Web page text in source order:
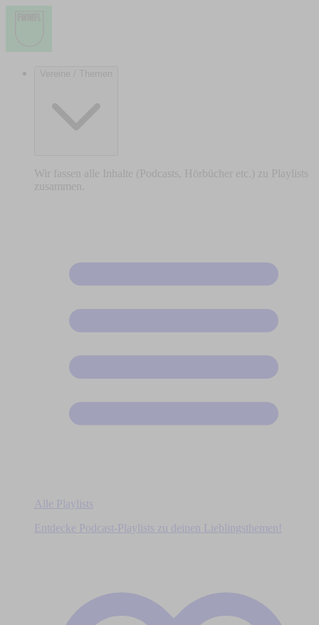
Vereine / Themen
Wir fassen alle Inhalte (Podcasts, Hörbücher etc.) zu Playlists
zusammen.
Alle Playlists
Entdecke Podcast-Playlists zu deinen Lieblingsthemen!